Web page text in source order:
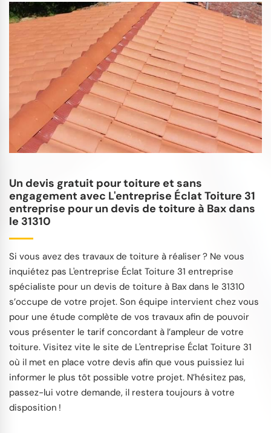
Un devis gratuit pour toiture et sans
engagement avec L'entreprise Éclat Toiture 31
entreprise pour un devis de toiture à Bax dans
le 31310
Si vous avez des travaux de toiture à réaliser ? Ne vous
inquiétez pas L'entreprise Éclat Toiture 31 entreprise
spécialiste pour un devis de toiture à Bax dans le 31310
s’occupe de votre projet. Son équipe intervient chez vous
pour une étude complète de vos travaux afin de pouvoir
vous présenter le tarif concordant à l’ampleur de votre
toiture. Visitez vite le site de L'entreprise Éclat Toiture 31
où il met en place votre devis afin que vous puissiez lui
informer le plus tôt possible votre projet. N’hésitez pas,
passez-lui votre demande, il restera toujours à votre
disposition !